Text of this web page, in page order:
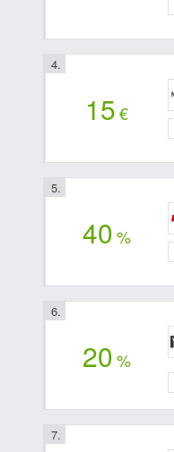
15€
40%
20%